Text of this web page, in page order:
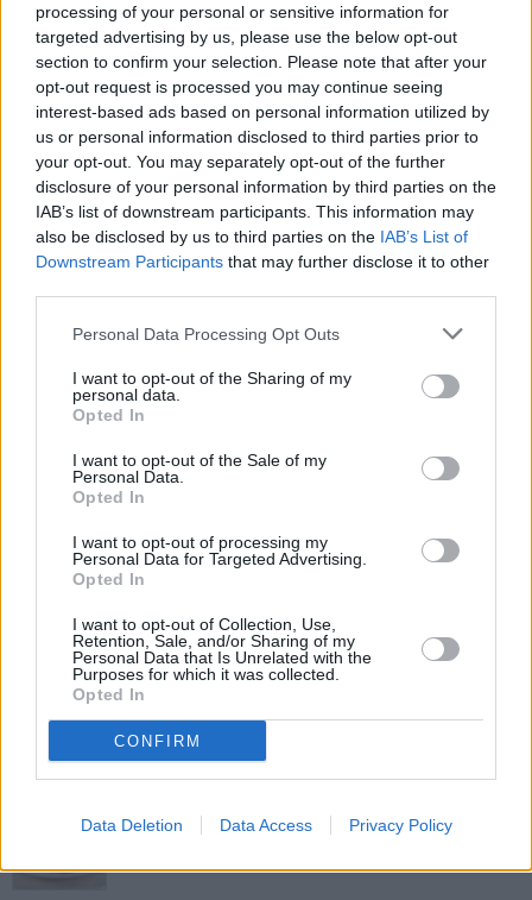
processing of your personal or sensitive information for
targeted advertising by us, please use the below opt-out
section to confirm your selection. Please note that after your
opt-out request is processed you may continue seeing
interest-based ads based on personal information utilized by
us or personal information disclosed to third parties prior to
your opt-out. You may separately opt-out of the further
disclosure of your personal information by third parties on the
IAB’s list of downstream participants. This information may
also be disclosed by us to third parties on the IAB’s List of
Downstream Participants that may further disclose it to other
Personal Data Processing Opt Outs
I want to opt-out of the Sharing of my
personal data.
Opted In
I want to opt-out of the Sale of my
Personal Data.
Opted In
I want to opt-out of processing my
Personal Data for Targeted Advertising.
Opted In
I want to opt-out of Collection, Use,
Retention, Sale, and/or Sharing of my
Personal Data that Is Unrelated with the
Purposes for which it was collected.
Opted In
CONFIRM
Data Deletion Data Access Privacy Policy
Prosecco-Trauben-Hühnchen
Mittel
Hühnchen Piccata
Mittel
Hühnerfilet mit Paprikasauce
Mittel
Chicken Kiev
Mittel
Grillhühnchen pikant und saftig
Gebratene Buttermilch-
Hühnerschenkel
Leicht
Höllisches Hühnchen zum Grillen
Leicht